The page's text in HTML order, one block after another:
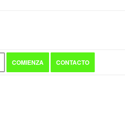
COMIENZA CONTACTO